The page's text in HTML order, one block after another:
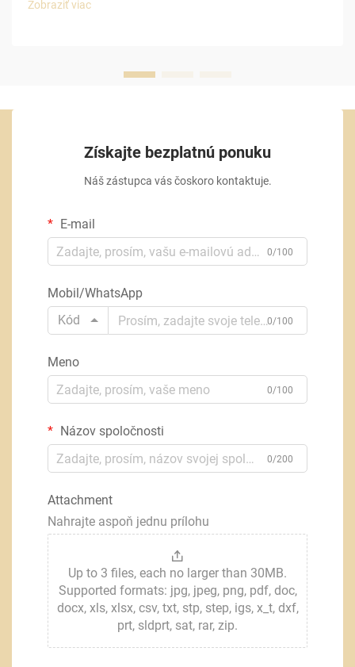
Zobraziť viac
Získajte bezplatnú ponuku
Náš zástupca vás čoskoro kontaktuje.
E-mail
0/100
Mobil/WhatsApp
Kód
0/100
Meno
0/100
Názov spoločnosti
0/200
Attachment
Nahrajte aspoň jednu prílohu
Up to 3 files, each no larger than 30MB.
Supported formats: jpg, jpeg, png, pdf, doc,
docx, xls, xlsx, csv, txt, stp, step, igs, x_t, dxf,
prt, sldprt, sat, rar, zip.